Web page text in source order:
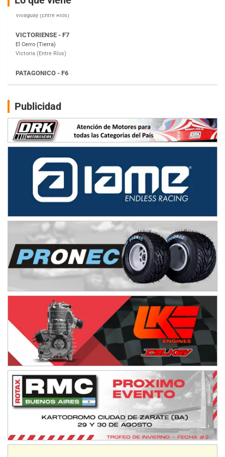
PATAGONICO - F6
Gral. E. Godoy (Río Negro)
CSK - F7
Humboldt (Santa Fe)
Ciudad de Avellaneda (Asfalto)
SUR SANTAFESINO - F4
José Samuel Sánchez (Tierra)
TUCUMANO - F5
Juan Navarro (Asfalto)
El Timbó (Tucumán)
08/09-AGO
IAME SERIES ARGENTINA 6
Ramiro Tot (Asfalto)
Baradero (Buenos Aires)
KDO - F6
Trenque Lauquen (Buenos Aires)
ENTRERRIANO - F6 (POSTERGADA)
Parque de la Velocidad (Asfalto)
Villaguay (Entre Ríos)
VICTORIENSE - F7
El Cerro (Tierra)
Victoria (Entre Ríos)
PATAGONICO - F6
Moto Club Reginense (Tierra)
Gral. E. Godoy (Río Negro)
Juventud Unida (Tierra)
Humboldt (Santa Fe)
Publicidad